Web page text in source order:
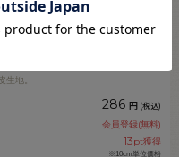
ルストレッチレザー（G-8）
ピンク 10Bn99_
生地。
286 円 (税込)
会員登録(無料)
13pt獲得
※10cm単位価格